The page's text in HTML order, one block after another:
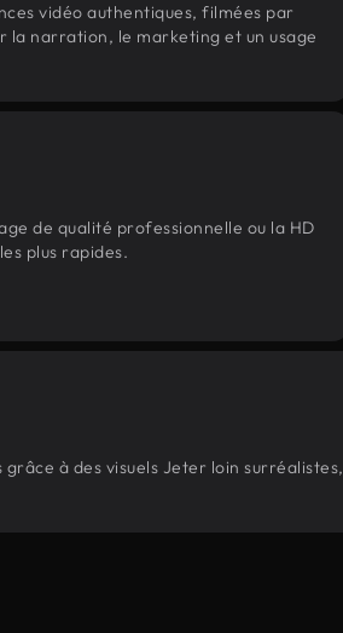
vidéo authentiques, filmées par
la narration, le marketing et un usage
de qualité professionnelle ou la HD
plus rapides.
à des visuels Jeter loin